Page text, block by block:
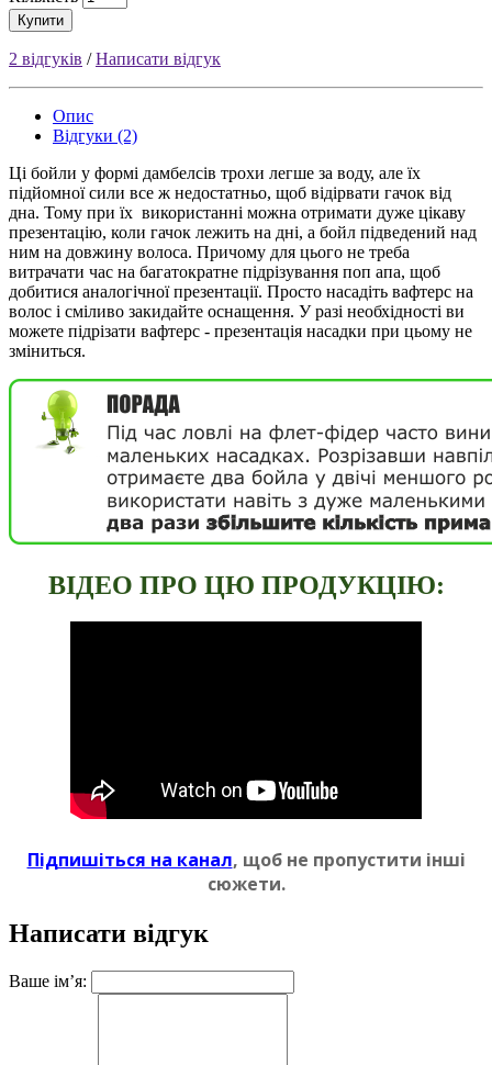
Купити
2 відгуків /Написати відгук
Опис
Відгуки (2)
Ці бойли у формі дамбелсiв трохи легше за воду, але їх
підйомної сили все ж недостатньо, щоб відірвати гачок від
дна. Тому при їх використанні можна отримати дуже цікаву
презентацію, коли гачок лежить на дні, а бойл підведений над
ним на довжину волоса. Причому для цього не треба
витрачати час на багатократне підрізування поп апа, щоб
добитися аналогічної презентації. Просто насадіть вафтерс на
волос і сміливо закидайте оснащення. У разi необхідності ви
можете підрізати вафтерс - презентація насадки при цьому не
зміниться.
ВIДЕО ПРО ЦЮ ПРОДУКЦIЮ:
Пiдпишіться на канал, щоб не пропустити iншi
сюжети.
Написати відгук
Ваше ім’я: